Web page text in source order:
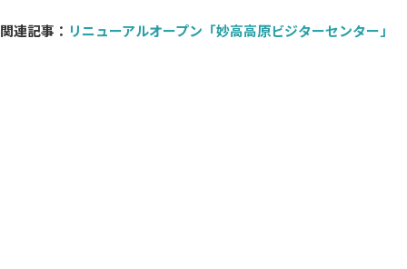
関連記事： リニューアルオープン「妙高高原ビジターセンター」